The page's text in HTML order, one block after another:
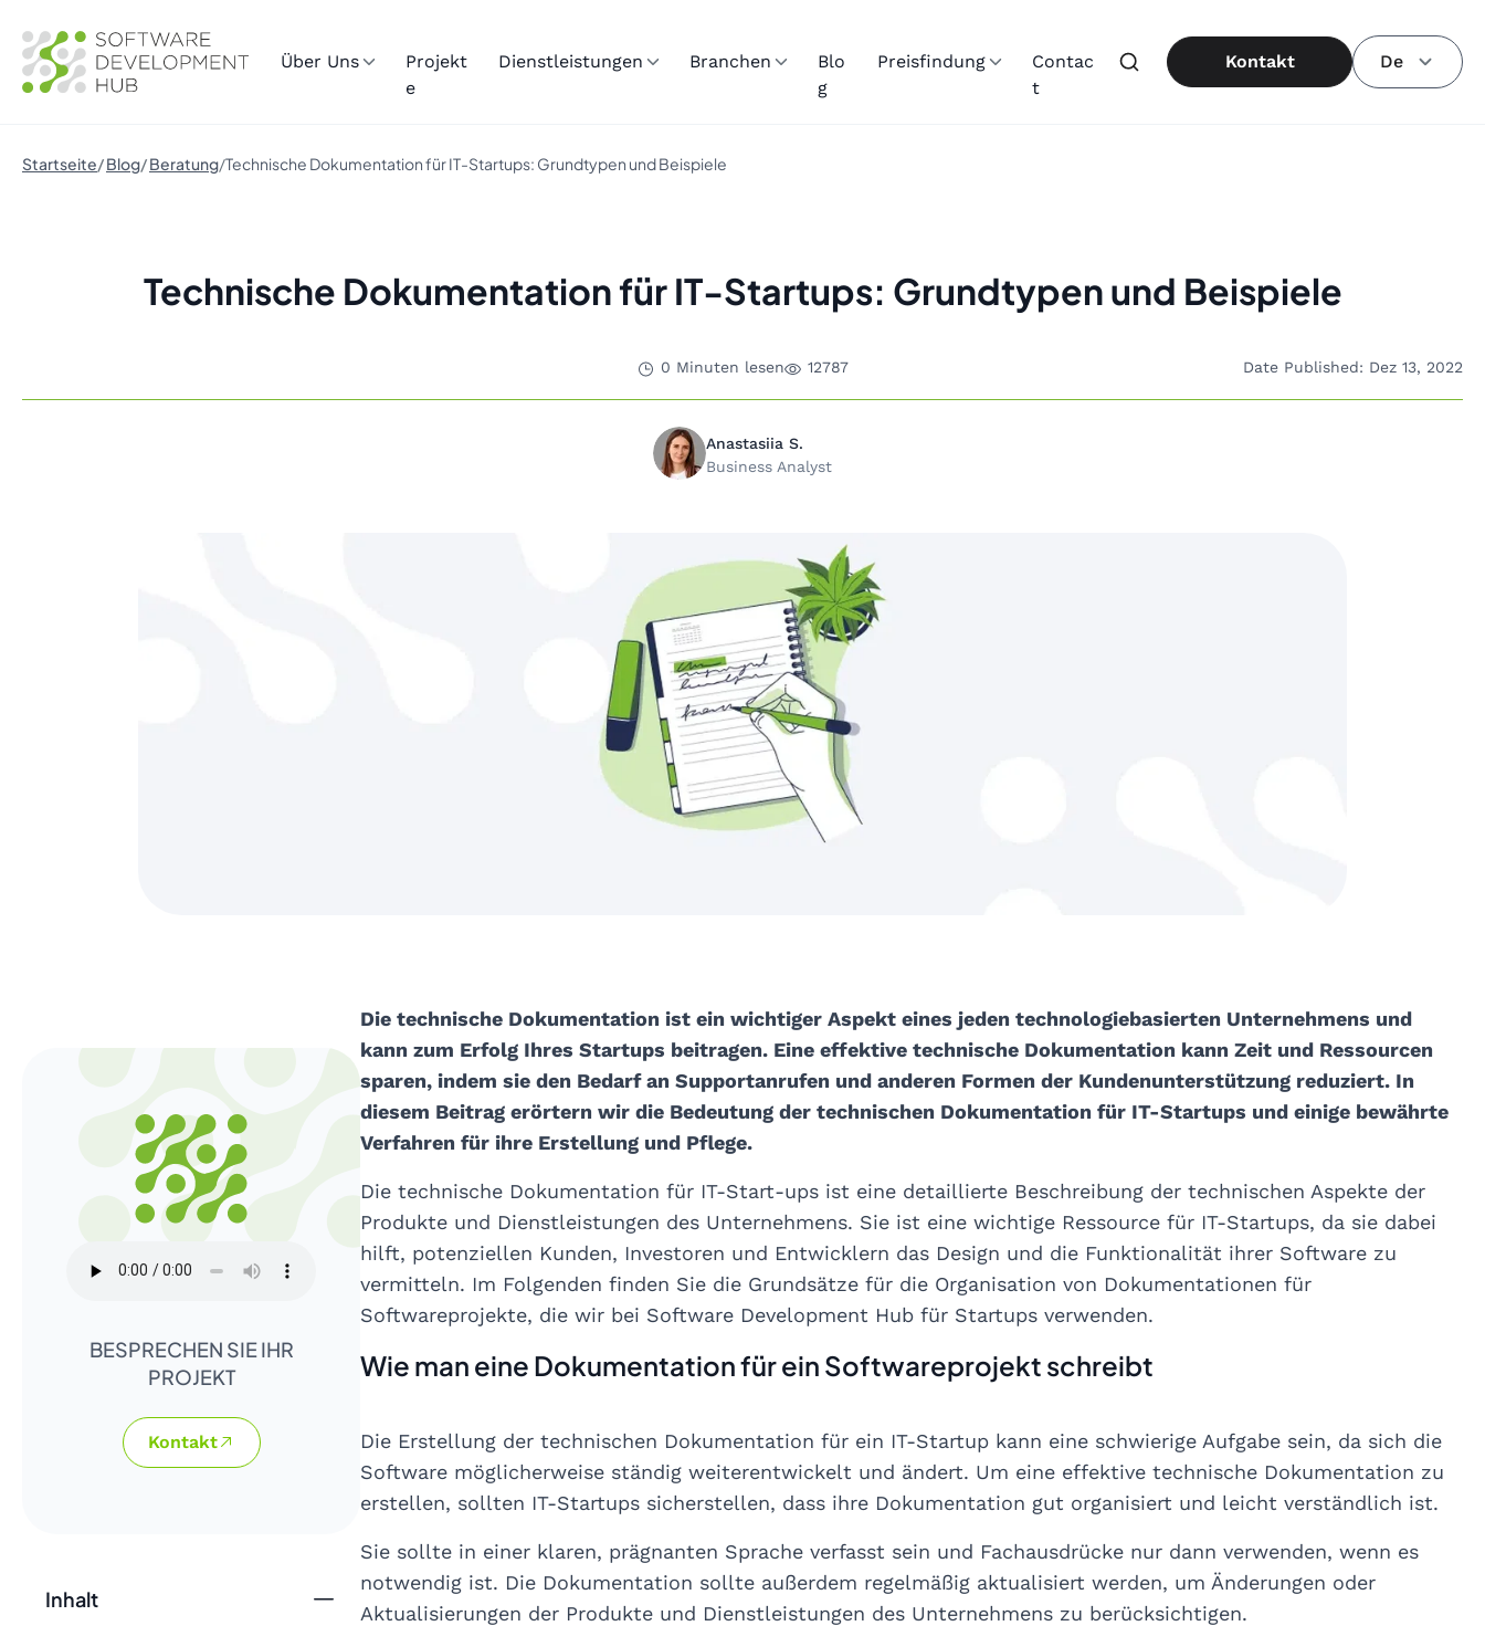
Über Uns
Projekt
e
Dienstleistungen Branchen
Blo
g
Preisfindung
Contac
t
Kontakt De
Startseite Blog Beratung Technische Dokumentation für IT-Startups: Grundtypen und Beispiele
Technische Dokumentation für IT-Startups: Grundtypen und Beispiele
0 Minuten lesen 12787 Date Published: Dez 13, 2022
Anastasiia S.
Business Analyst
BESPRECHEN SIE IHR
PROJEKT
Kontakt
Inhalt
Die technische Dokumentation ist ein wichtiger Aspekt eines jeden technologiebasierten Unternehmens und
kann zum Erfolg Ihres Startups beitragen. Eine effektive technische Dokumentation kann Zeit und Ressourcen
sparen, indem sie den Bedarf an Supportanrufen und anderen Formen der Kundenunterstützung reduziert. In
diesem Beitrag erörtern wir die Bedeutung der technischen Dokumentation für IT-Startups und einige bewährte
Verfahren für ihre Erstellung und Pflege.
Die technische Dokumentation für IT-Start-ups ist eine detaillierte Beschreibung der technischen Aspekte der
Produkte und Dienstleistungen des Unternehmens. Sie ist eine wichtige Ressource für IT-Startups, da sie dabei
hilft, potenziellen Kunden, Investoren und Entwicklern das Design und die Funktionalität ihrer Software zu
vermitteln. Im Folgenden finden Sie die Grundsätze für die Organisation von Dokumentationen für
Softwareprojekte, die wir bei Software Development Hub für Startups verwenden.
Wie man eine Dokumentation für ein Softwareprojekt schreibt
Die Erstellung der technischen Dokumentation für ein IT-Startup kann eine schwierige Aufgabe sein, da sich die
Software möglicherweise ständig weiterentwickelt und ändert. Um eine effektive technische Dokumentation zu
erstellen, sollten IT-Startups sicherstellen, dass ihre Dokumentation gut organisiert und leicht verständlich ist.
Sie sollte in einer klaren, prägnanten Sprache verfasst sein und Fachausdrücke nur dann verwenden, wenn es
notwendig ist. Die Dokumentation sollte außerdem regelmäßig aktualisiert werden, um Änderungen oder
Aktualisierungen der Produkte und Dienstleistungen des Unternehmens zu berücksichtigen.